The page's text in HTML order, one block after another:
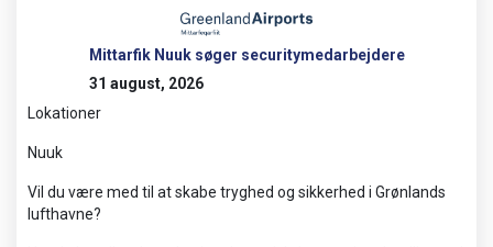
Mittarfik Nuuk søger securitymedarbejdere
31 august, 2026
Lokationer
Nuuk
Vil du være med til at skabe tryghed og sikkerhed i Grønlands
lufthavne?